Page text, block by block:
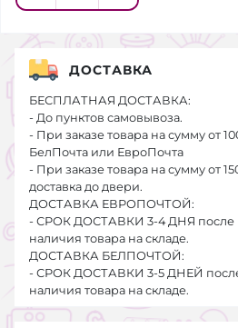
ДОСТАВКА
БЕСПЛАТНАЯ ДОСТАВКА:
- До пунктов самовывоза.
- При заказе товара на сумму от
БелПочта или ЕвроПочта
- При заказе товара на сумму от
доставка до двери.
ДОСТАВКА ЕВРОПОЧТОЙ:
- СРОК ДОСТАВКИ 3-4 ДНЯ после
наличия товара на складе.
ДОСТАВКА БЕЛПОЧТОЙ:
- СРОК ДОСТАВКИ 3-5 ДНЕЙ
наличия товара на складе.